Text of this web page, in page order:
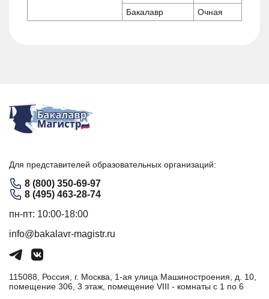
Бакалавр
Очная
Для представителей образовательных организаций:
8 (800) 350-69-97
8 (495) 463-28-74
пн-пт: 10:00-18:00
info@bakalavr-magistr.ru
115088, Россия, г. Москва, 1-ая улица Машиностроения, д. 10,
помещение 306, 3 этаж, помещение VIII - комнаты с 1 по 6